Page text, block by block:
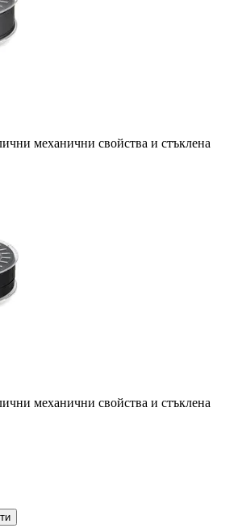
механични свойства и стъклена
механични свойства и стъклена